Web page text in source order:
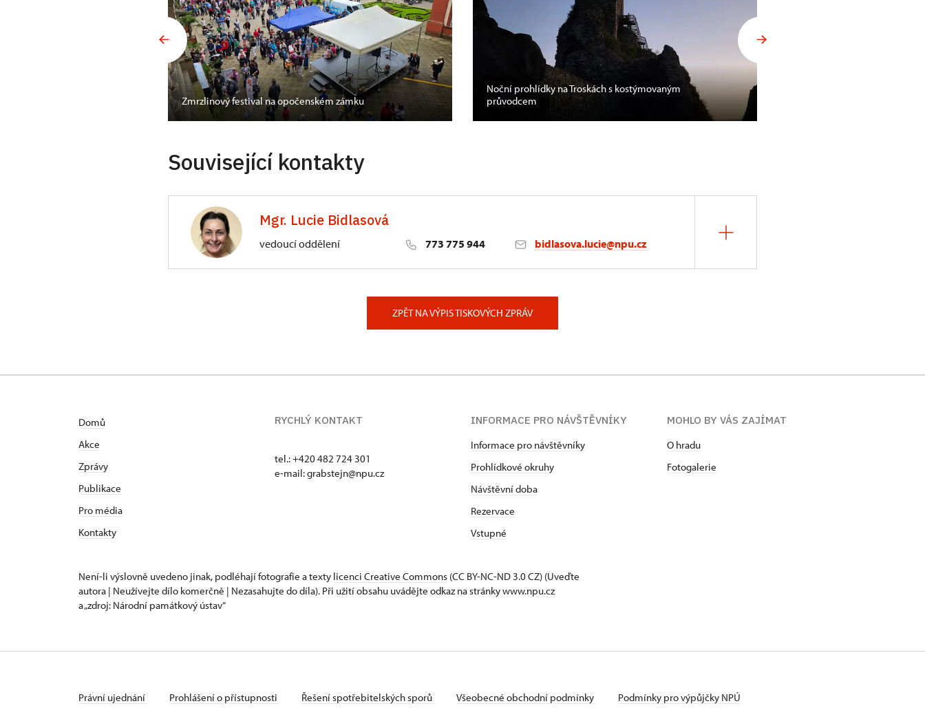
Zmrzlinový festival na opočenském zámku
Noční prohlídky na Troskách s kostýmovaným
průvodcem
Související kontakty
Mgr. Lucie Bidlasová
vedoucí oddělení 773 775 944 bidlasova.lucie@npu.cz
ZPĚT NA VÝPIS TISKOVÝCH ZPRÁV
Domů
Akce
Zprávy
Publikace
Pro média
Kontakty
RYCHLÝ KONTAKT
tel.: +420 482 724 301
e-mail: grabstejn@npu.cz
INFORMACE PRO NÁVŠTĚVNÍKY
Informace pro návštěvníky
Prohlídkové okruhy
Návštěvní doba
Rezervace
Vstupné
MOHLO BY VÁS ZAJÍMAT
O hradu
Fotogalerie
Není-li výslovně uvedeno jinak, podléhají fotografie a texty licenci Creative Commons (CC BY-NC-ND 3.0 CZ) (Uveďte
autora | Neužívejte dílo komerčně | Nezasahujte do díla). Při užití obsahu uvádějte odkaz na stránky www.npu.cz
a „zdroj: Národní památkový ústav“
Právní ujednání Prohlášení o přístupnosti Řešení spotřebitelských sporů Všeobecné obchodní podmínky
Podmínky pro výpůjčky NPÚ